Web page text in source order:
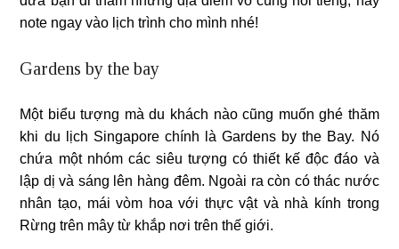
note ngay vào lịch trình cho mình nhé!
Gardens by the bay
Một biểu tượng mà du khách nào cũng muốn ghé thăm
khi du lịch Singapore chính là Gardens by the Bay. Nó
chứa một nhóm các siêu tượng có thiết kế độc đáo và
lập dị và sáng lên hàng đêm. Ngoài ra còn có thác nước
nhân tạo, mái vòm hoa với thực vật và nhà kính trong
Rừng trên mây từ khắp nơi trên thế giới.